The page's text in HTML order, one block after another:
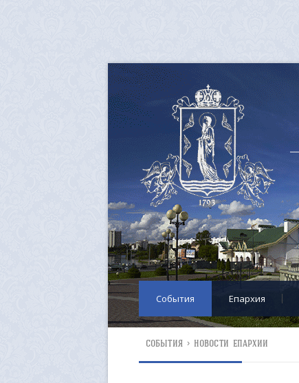
События Епархия
СОБЫТИЯ>НОВОСТИ ЕПАРХИИ